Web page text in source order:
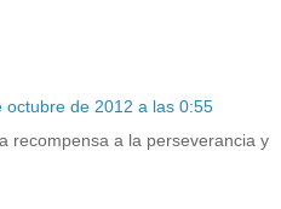
octubre de 2012 a las 0:55
recompensa a la perseverancia y